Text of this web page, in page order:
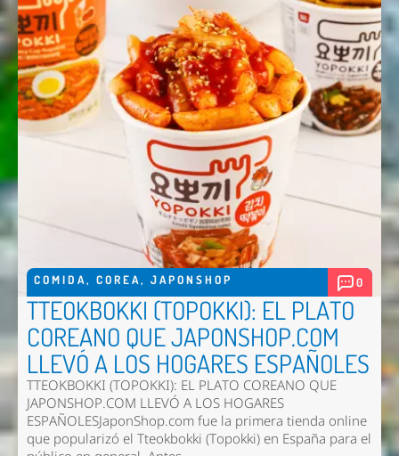
COMIDA, COREA, JAPONSHOP 0
TTEOKBOKKI (TOPOKKI): EL PLATO
COREANO QUE JAPONSHOP.COM
LLEVÓ A LOS HOGARES ESPAÑOLES
TTEOKBOKKI (TOPOKKI): EL PLATO COREANO QUE
JAPONSHOP.COM LLEVÓ A LOS HOGARES
ESPAÑOLESJaponShop.com fue la primera tienda online
que popularizó el Tteokbokki (Topokki) en España para el